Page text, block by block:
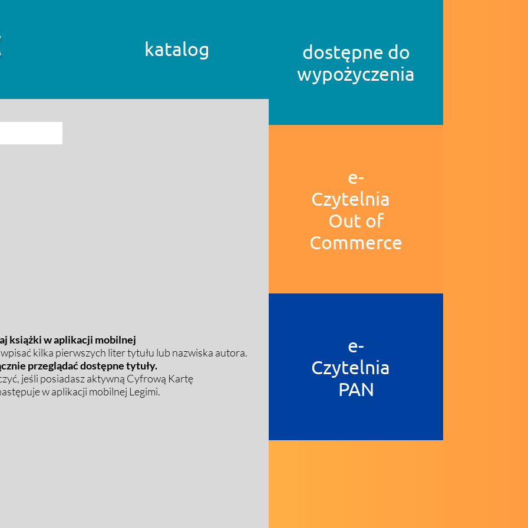
katalog
książki w aplikacji mobilnej
kilka pierwszych liter tytułu lub nazwiska autora.
przeglądać dostępne tytuły.
jeśli posiadasz aktywną Cyfrową Kartę
w aplikacji mobilnej Legimi.
dostępne do
wypożyczenia
e-
Czytelnia
Out of
Commerce
e-
Czytelnia
PAN